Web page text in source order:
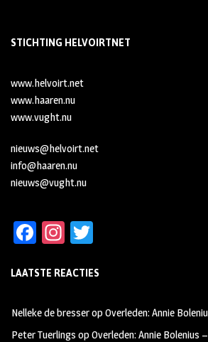
STICHTING HELVOIRTNET
www.helvoirt.net
www.haaren.nu
www.vught.nu
nieuws@helvoirt.net
info@haaren.nu
nieuws@vught.nu
Fa
b
oo
k
In
ag
m
tt
LAATSTE REACTIES
Nelleke de bresseropOverleden: Annie
Peter Tuerlings opOverleden: Annie Bolenius